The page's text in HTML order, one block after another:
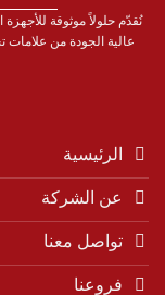
عالية الجودة من علامات
الرئيسية
عن الشركة
تواصل معنا
فروعنا